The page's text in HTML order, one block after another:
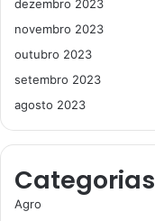
dezembro 2023
novembro 2023
outubro 2023
setembro 2023
agosto 2023
Categorias
Agro